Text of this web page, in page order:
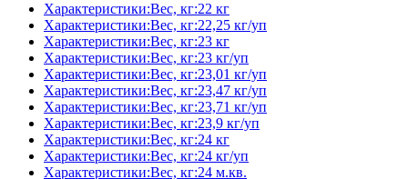
Характеристики:Вес, кг:22 кг
Характеристики:Вес, кг:22,25 кг/уп
Характеристики:Вес, кг:23 кг
Характеристики:Вес, кг:23 кг/уп
Характеристики:Вес, кг:23,01 кг/уп
Характеристики:Вес, кг:23,47 кг/уп
Характеристики:Вес, кг:23,71 кг/уп
Характеристики:Вес, кг:23,9 кг/уп
Характеристики:Вес, кг:24 кг
Характеристики:Вес, кг:24 кг/уп
Характеристики:Вес, кг:24 м.кв.